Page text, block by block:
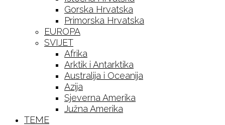
Gorska Hrvatska
Primorska Hrvatska
EUROPA
SVIJET
Afrika
Arktik i Antarktika
Australija i Oceanija
Azija
Sjeverna Amerika
Južna Amerika
TEME